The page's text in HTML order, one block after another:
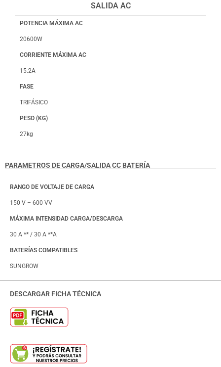
SALIDA AC
POTENCIA MÁXIMA AC
20600W
CORRIENTE MÁXIMA AC
15.2A
FASE
TRIFÁSICO
PESO (KG)
27kg
PARAMETROS DE CARGA/SALIDA CC BATERÍA
RANGO DE VOLTAJE DE CARGA
150 V – 600 VV
MÁXIMA INTENSIDAD CARGA/DESCARGA
30 A ** / 30 A **A
BATERÍAS COMPATIBLES
SUNGROW
DESCARGAR FICHA TÉCNICA